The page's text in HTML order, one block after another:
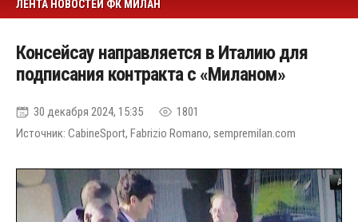
ЛЕНТА НОВОСТЕЙ ФК МИЛАН
Консейсау направляется в Италию для
подписания контракта с «Миланом»
30 декабря 2024, 15:35
1801
Источник: CabineSport, Fabrizio Romano, sempremilan.com